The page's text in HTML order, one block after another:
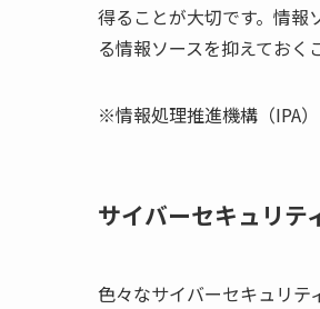
得ることが大切です。情報
る情報ソースを抑えておく
※情報処理推進機構（IPA
サイバーセキュリテ
色々なサイバーセキュリテ